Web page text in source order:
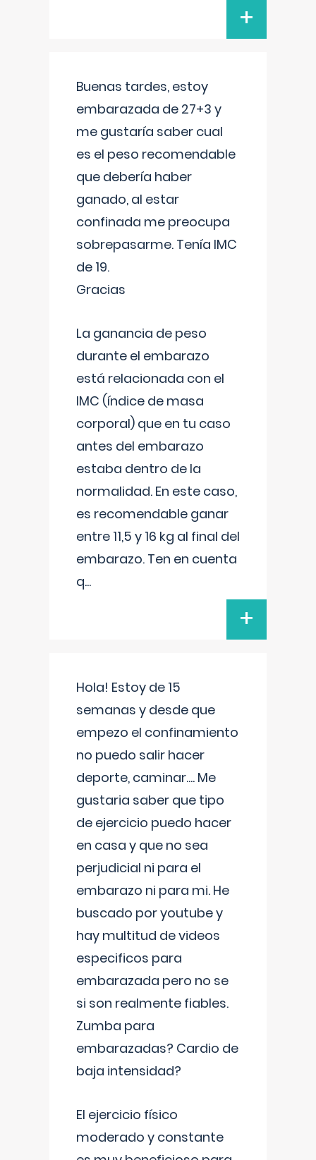
+
Buenas tardes, estoy
embarazada de 27+3 y
me gustaría saber cual
es el peso recomendable
que debería haber
ganado, al estar
confinada me preocupa
sobrepasarme. Tenía IMC
de 19.
Gracias
La ganancia de peso
durante el embarazo
está relacionada con el
IMC (índice de masa
corporal) que en tu caso
antes del embarazo
estaba dentro de la
normalidad. En este caso,
es recomendable ganar
entre 11,5 y 16 kg al final del
embarazo. Ten en cuenta
q...
+
Hola! Estoy de 15
semanas y desde que
empezo el confinamiento
no puedo salir hacer
deporte, caminar.... Me
gustaria saber que tipo
de ejercicio puedo hacer
en casa y que no sea
perjudicial ni para el
embarazo ni para mi. He
buscado por youtube y
hay multitud de videos
especificos para
embarazada pero no se
si son realmente fiables.
Zumba para
embarazadas? Cardio de
baja intensidad?
El ejercicio físico
moderado y constante